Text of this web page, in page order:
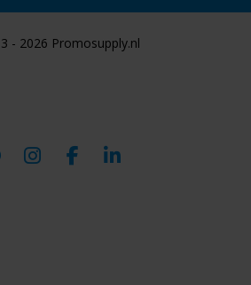
- 2026 Promosupply.nl